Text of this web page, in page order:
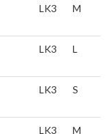
LK3 M
LK3 L
LK3 S
LK3 M